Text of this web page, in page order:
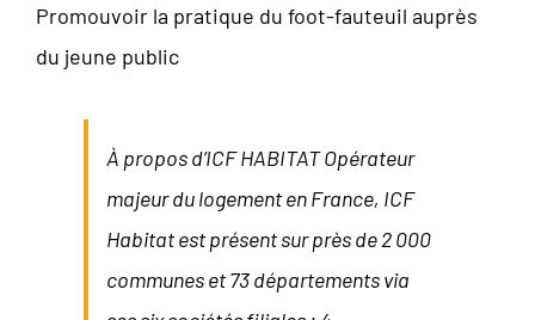
Promouvoir la pratique du foot-fauteuil auprès
du jeune public
À propos d’ICF HABITAT Opérateur
majeur du logement en France, ICF
Habitat est présent sur près de 2 000
communes et 73 départements via